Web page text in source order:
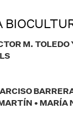
M. TOLEDO
• MARÍA